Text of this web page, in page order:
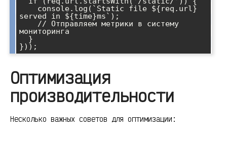
served in ${time}ms`);
мониторинга
Оптимизация
производительности
Несколько важных советов для оптимизации: